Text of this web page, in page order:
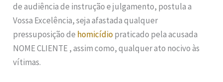
de audiência de instrução e julgamento, postula a
Vossa Excelência, seja afastada qualquer
pressuposição de homicídiopraticado pela acusada
NOME CLIENTE , assim como, qualquer ato nocivo às
vítimas.